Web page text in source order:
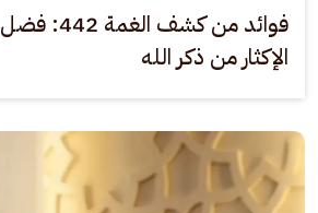
فوائد من كشف الغمة 442: فضل
الإكثار من ذكر الله
الصورة